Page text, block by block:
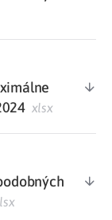
xlsx